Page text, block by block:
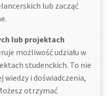
lub zacząć
lub projektach
możliwość udziału w
studenckich. To nie
wiedzy i doświadczenia,
otrzymać